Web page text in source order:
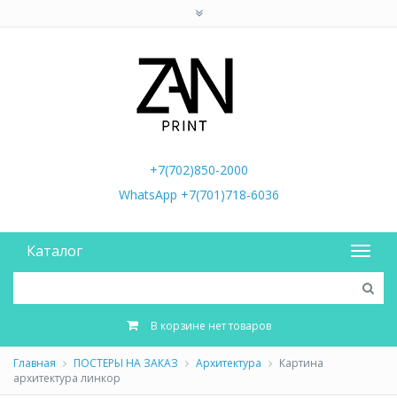
+7(702)850-2000
WhatsApp +7(701)718-6036
Каталог
В корзине нет товаров
Главная ПОСТЕРЫ НА ЗАКАЗ Архитектура
Картина
архитектура линкор